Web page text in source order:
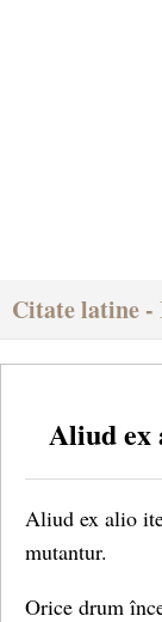
Citate latine -
Aliud
Aliud ex alio
mutantur.
Orice drum